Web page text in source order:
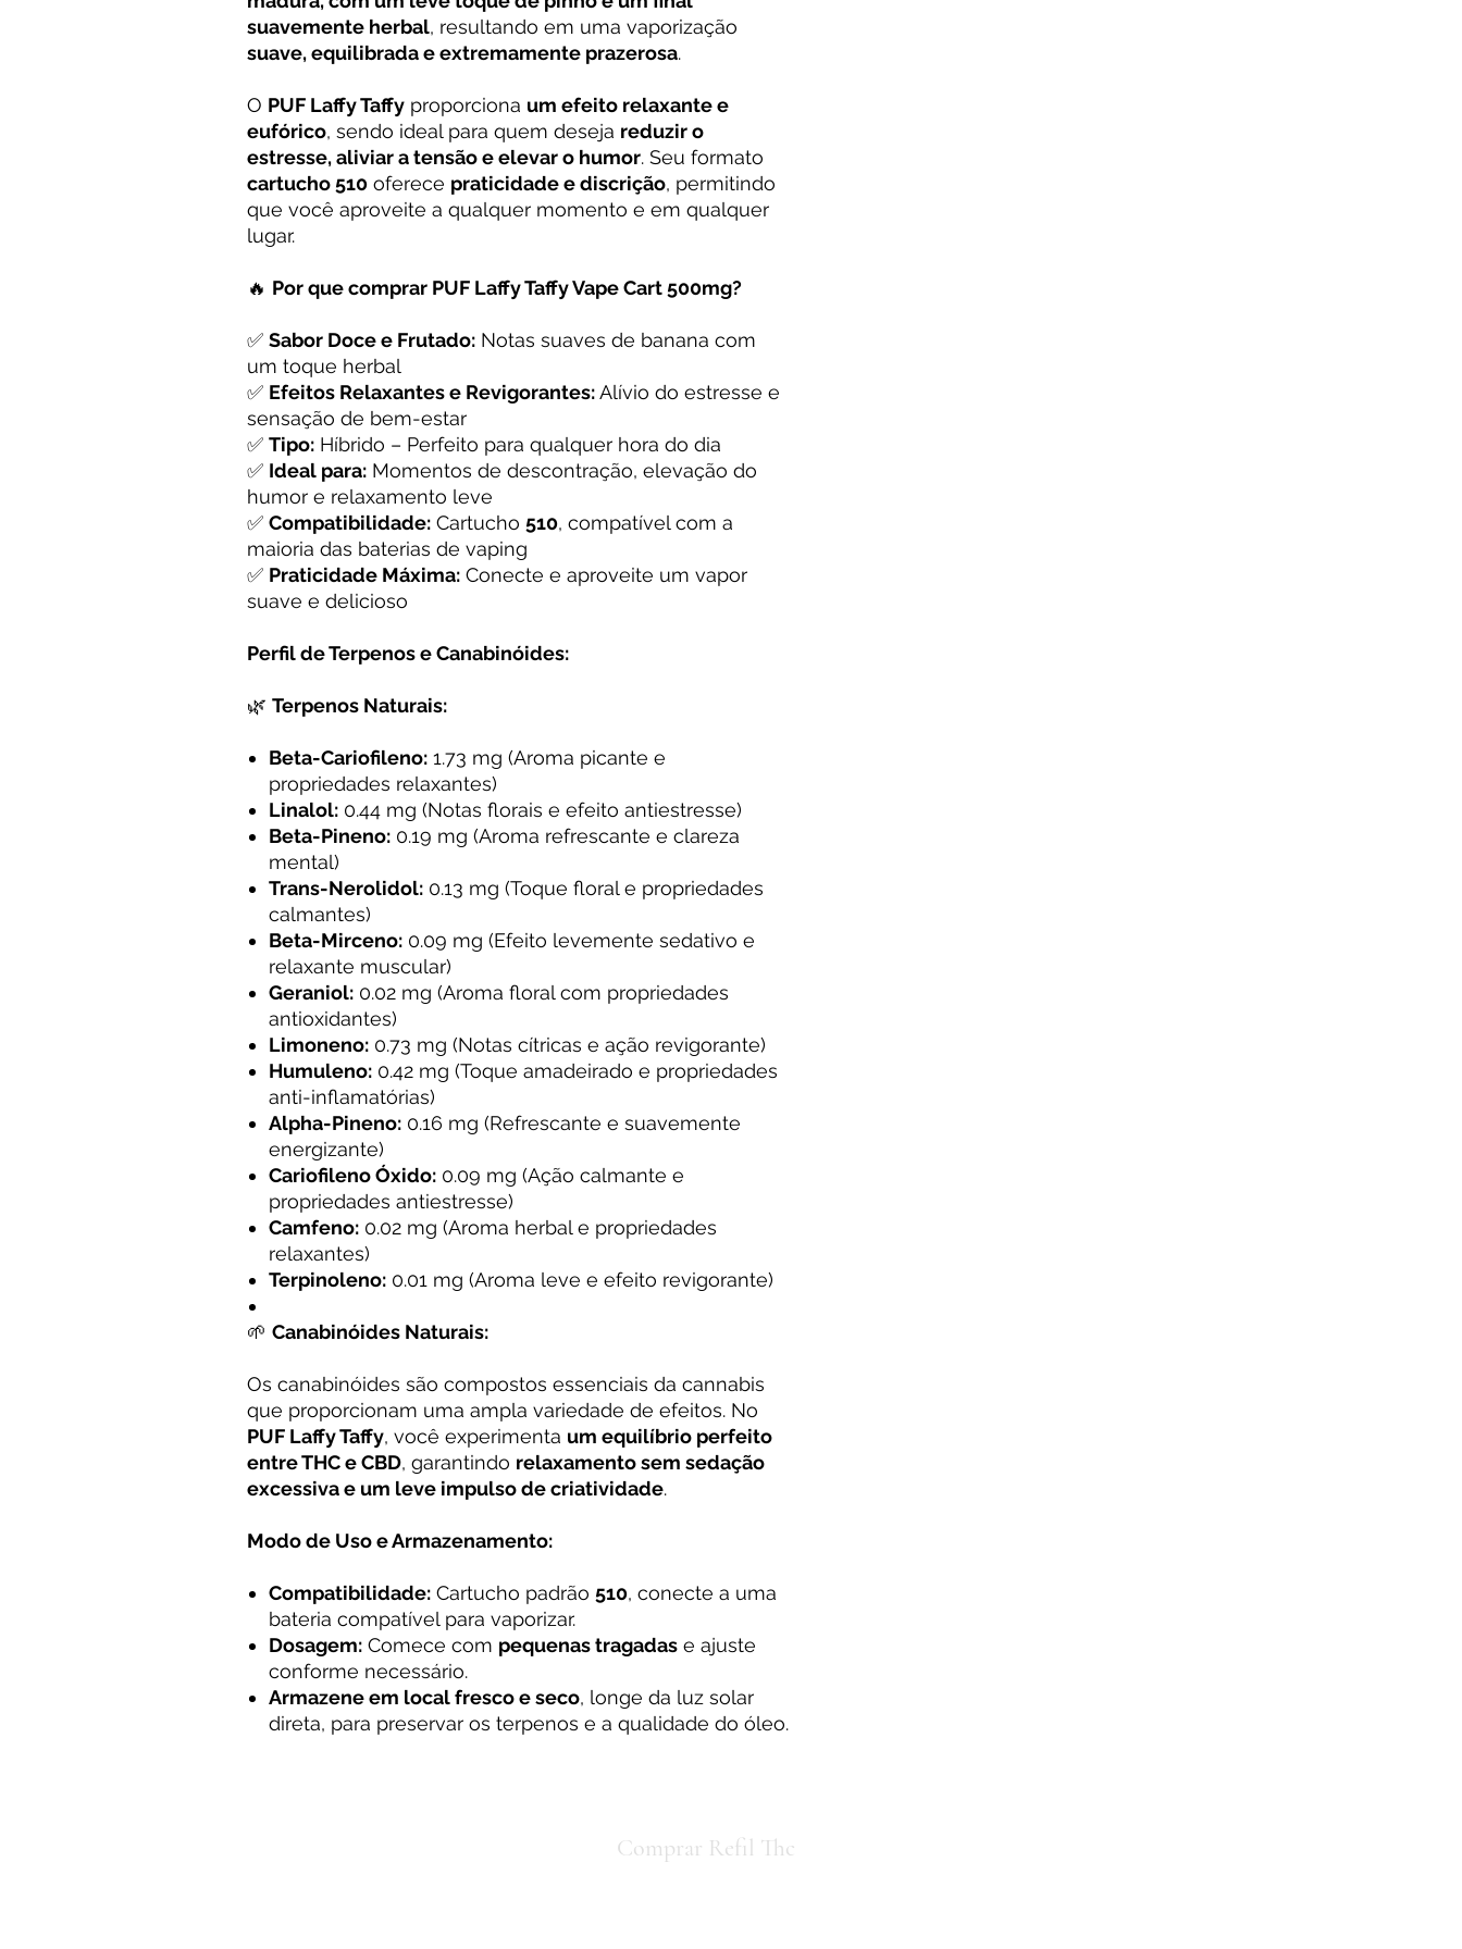
suavemente herbal, resultando em uma vaporização
suave, equilibrada e extremamente prazerosa.
O PUF Laffy Taffy proporciona um efeito relaxante e
eufórico, sendo ideal para quem deseja reduzir o
estresse, aliviar a tensão e elevar o humor. Seu formato
cartucho 510 oferece praticidade e discrição, permitindo
que você aproveite a qualquer momento e em qualquer
lugar.
🔥 Por que comprar PUF Laffy Taffy Vape Cart 500mg?
✅ Sabor Doce e Frutado: Notas suaves de banana com
um toque herbal
✅ Efeitos Relaxantes e Revigorantes:Alívio do estresse e
sensação de bem-estar
✅ Tipo: Híbrido – Perfeito para qualquer hora do dia
✅ Ideal para: Momentos de descontração, elevação do
humor e relaxamento leve
✅ Compatibilidade: Cartucho 510, compatível com a
maioria das baterias de vaping
✅ Praticidade Máxima: Conecte e aproveite um vapor
suave e delicioso
Perfil de Terpenos e Canabinóides:
🌿 Terpenos Naturais:
Beta-Cariofileno: 1.73 mg (Aroma picante e
propriedades relaxantes)
Linalol: 0.44 mg (Notas florais e efeito antiestresse)
Beta-Pineno: 0.19 mg (Aroma refrescante e clareza
mental)
Trans-Nerolidol: 0.13 mg (Toque floral e propriedades
calmantes)
Beta-Mirceno: 0.09 mg (Efeito levemente sedativo e
relaxante muscular)
Geraniol: 0.02 mg (Aroma floral com propriedades
antioxidantes)
Limoneno: 0.73 mg (Notas cítricas e ação revigorante)
Humuleno: 0.42 mg (Toque amadeirado e propriedades
anti-inflamatórias)
Alpha-Pineno: 0.16 mg (Refrescante e suavemente
energizante)
Cariofileno Óxido: 0.09 mg (Ação calmante e
propriedades antiestresse)
Camfeno: 0.02 mg (Aroma herbal e propriedades
relaxantes)
Terpinoleno: 0.01 mg (Aroma leve e efeito revigorante)
🌱 Canabinóides Naturais:
Os canabinóides são compostos essenciais da cannabis
que proporcionam uma ampla variedade de efeitos. No
PUF Laffy Taffy, você experimenta um equilíbrio perfeito
entre THC e CBD, garantindo relaxamento sem sedação
excessiva e um leve impulso de criatividade.
Modo de Uso e Armazenamento:
Compatibilidade: Cartucho padrão 510, conecte a uma
bateria compatível para vaporizar.
Dosagem: Comece com pequenas tragadas e ajuste
conforme necessário.
Armazene em local fresco e seco, longe da luz solar
direta, para preservar os terpenos e a qualidade do óleo.
Comprar Refil Thc